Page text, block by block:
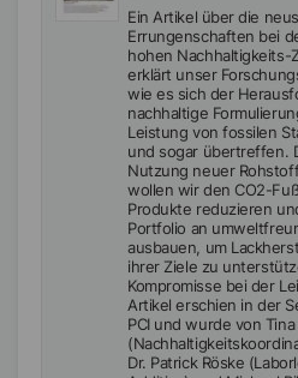
Ein Artikel über die
Errungenschaften bei
hohen Nachhaltigkeits-
erklärt unser
wie es sich der
nachhaltige
Leistung von fossilen
und sogar übertreffen.
Nutzung neuer
wollen wir den CO2-
Produkte reduzieren
Portfolio an
ausbauen, um
ihrer Ziele zu
Kompromisse bei der
Artikel erschien in der
PCI und wurde von Tina
Dr. Patrick Röske